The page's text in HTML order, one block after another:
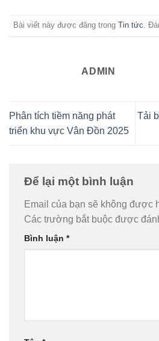
Bài viết này được đăng trong Tin tức.
ADMIN
Phân tích tiềm năng phát
triển khu vực Vân Đồn 2025
Tải
Để lại một bình luận
Email của bạn sẽ không được
Các trường bắt buộc được
Bình luận *